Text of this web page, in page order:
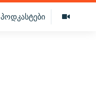
პოდკასტები